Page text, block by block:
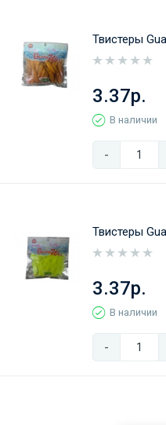
Твистеры
3.37р.
В наличии
-
Твистеры
3.37р.
В наличии
-